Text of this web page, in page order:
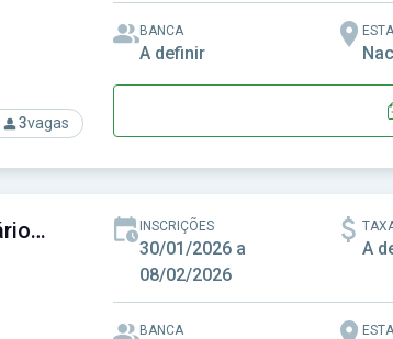
3vagas
BANCA
A definir
Prefeitura de Pedro Canário-ES - Prefeitura Municipal de Pedro Canário-ES INSCRIÇÕES
30/01/2026 a
08/02/2026
A
BANCA